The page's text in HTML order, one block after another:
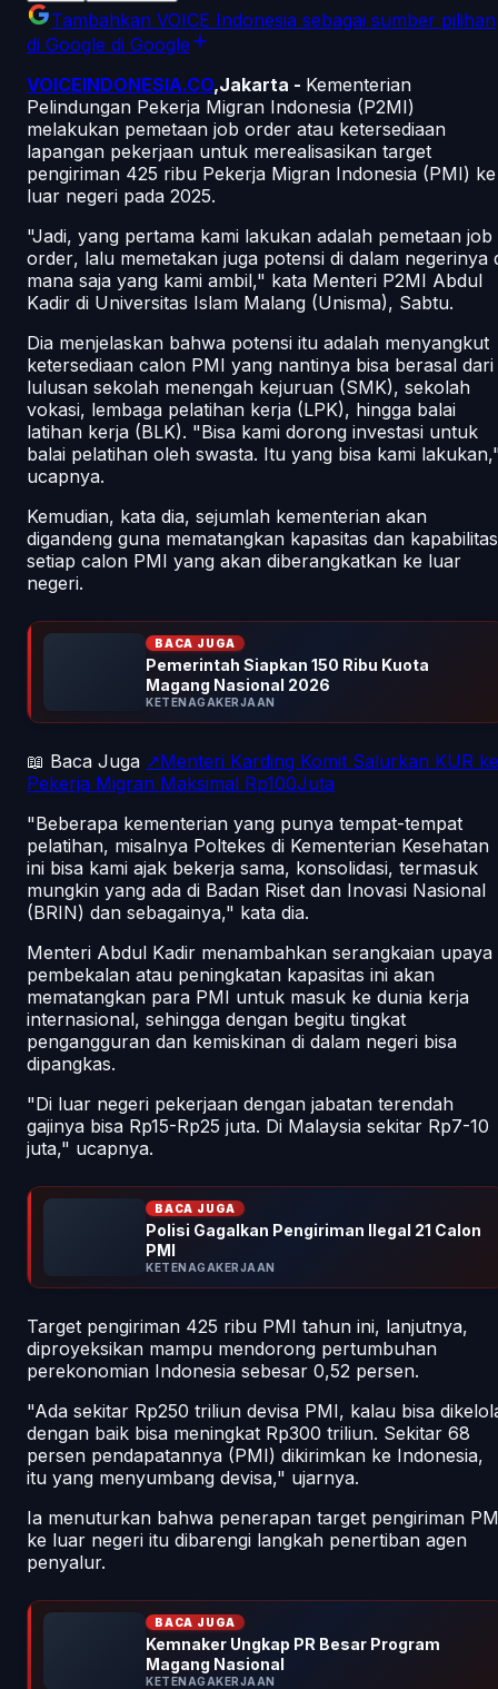
Tambahkan VOICE Indonesia sebagai sumber pilihan
di Google di Google
VOICEINDONESIA.CO,Jakarta - Kementerian
Pelindungan Pekerja Migran Indonesia (P2MI)
melakukan pemetaan job order atau ketersediaan
lapangan pekerjaan untuk merealisasikan target
pengiriman 425 ribu Pekerja Migran Indonesia (PMI) ke
luar negeri pada 2025.
"Jadi, yang pertama kami lakukan adalah pemetaan job
order, lalu memetakan juga potensi di dalam negerinya
mana saja yang kami ambil," kata Menteri P2MI Abdul
Kadir di Universitas Islam Malang (Unisma), Sabtu.
Dia menjelaskan bahwa potensi itu adalah menyangkut
ketersediaan calon PMI yang nantinya bisa berasal dari
lulusan sekolah menengah kejuruan (SMK), sekolah
vokasi, lembaga pelatihan kerja (LPK), hingga balai
latihan kerja (BLK). "Bisa kami dorong investasi untuk
balai pelatihan oleh swasta. Itu yang bisa kami
ucapnya.
Kemudian, kata dia, sejumlah kementerian akan
digandeng guna mematangkan kapasitas dan kapabilitas
setiap calon PMI yang akan diberangkatkan ke luar
negeri.
BACA JUGA
Pemerintah Siapkan 150 Ribu Kuota
Magang Nasional 2026
KETENAGAKERJAAN
📖 Baca Juga ↗Menteri Karding Komit Salurkan KUR ke
Pekerja Migran Maksimal Rp100Juta
"Beberapa kementerian yang punya tempat-tempat
pelatihan, misalnya Poltekes di Kementerian Kesehatan
ini bisa kami ajak bekerja sama, konsolidasi, termasuk
mungkin yang ada di Badan Riset dan Inovasi Nasional
(BRIN) dan sebagainya," kata dia.
Menteri Abdul Kadir menambahkan serangkaian upaya
pembekalan atau peningkatan kapasitas ini akan
mematangkan para PMI untuk masuk ke dunia kerja
internasional, sehingga dengan begitu tingkat
pengangguran dan kemiskinan di dalam negeri bisa
dipangkas.
"Di luar negeri pekerjaan dengan jabatan terendah
gajinya bisa Rp15-Rp25 juta. Di Malaysia sekitar Rp7-10
juta," ucapnya.
BACA JUGA
Polisi Gagalkan Pengiriman Ilegal 21 Calon
PMI
KETENAGAKERJAAN
Target pengiriman 425 ribu PMI tahun ini, lanjutnya,
diproyeksikan mampu mendorong pertumbuhan
perekonomian Indonesia sebesar 0,52 persen.
"Ada sekitar Rp250 triliun devisa PMI, kalau bisa
dengan baik bisa meningkat Rp300 triliun. Sekitar 68
persen pendapatannya (PMI) dikirimkan ke Indonesia,
itu yang menyumbang devisa," ujarnya.
Ia menuturkan bahwa penerapan target pengiriman
ke luar negeri itu dibarengi langkah penertiban agen
penyalur.
BACA JUGA
Kemnaker Ungkap PR Besar Program
Magang Nasional
KETENAGAKERJAAN